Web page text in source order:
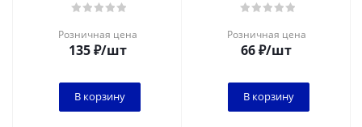
Розничная цена
135₽/шт
В корзину
Розничная цена
66₽/шт
В корзину